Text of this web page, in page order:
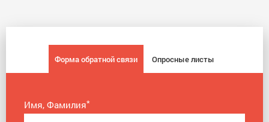
Форма обратной связи Опросные листы
Имя, Фамилия*